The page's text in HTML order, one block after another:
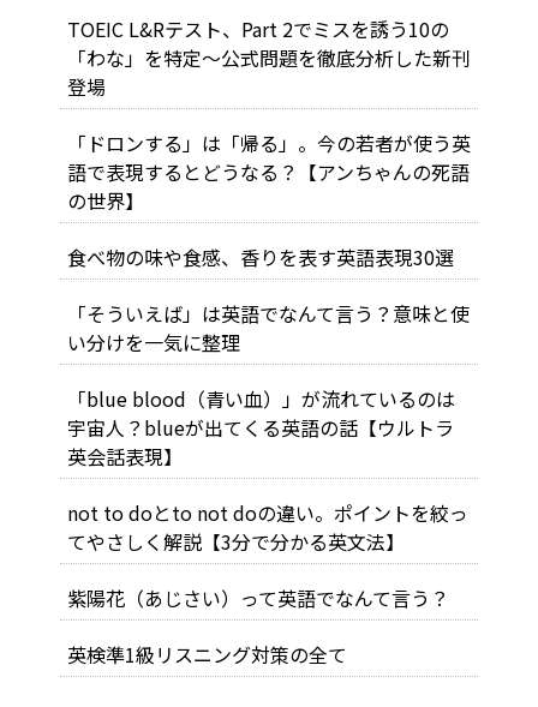
TOEIC L&Rテスト、Part 2でミスを誘う10の
「わな」を特定～公式問題を徹底分析した新刊
登場
「ドロンする」は「帰る」。今の若者が使う英
語で表現するとどうなる？【アンちゃんの死語
の世界】
食べ物の味や食感、香りを表す英語表現30選
「そういえば」は英語でなんて言う？意味と使
い分けを一気に整理
「blue blood（青い血）」が流れているのは
宇宙人？blueが出てくる英語の話【ウルトラ
英会話表現】
not to doとto not doの違い。ポイントを絞っ
てやさしく解説【3分で分かる英文法】
紫陽花（あじさい）って英語でなんて言う？
英検準1級リスニング対策の全て